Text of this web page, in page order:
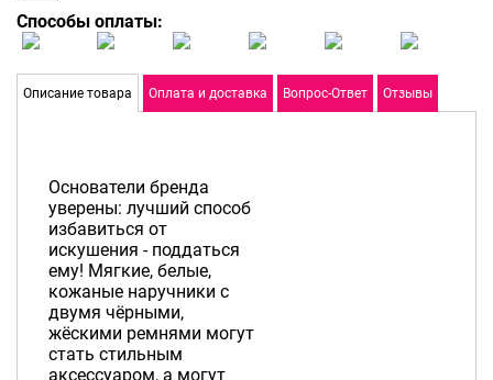
Способы оплаты:
Описание товара Оплата и доставка Вопрос-Ответ Отзывы
Основатели бренда
уверены: лучший способ
избавиться от
искушения - поддаться
ему! Мягкие, белые,
кожаные наручники с
двумя чёрными,
жёскими ремнями могут
стать стильным
аксессуаром, а могут